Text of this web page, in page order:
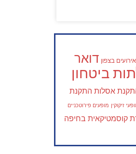
אירועים בצפון דואר
ביטחון
אסלות התקנת
זיקוקין מופעים פירוטכניים
קוסמטיקאית בחיפה